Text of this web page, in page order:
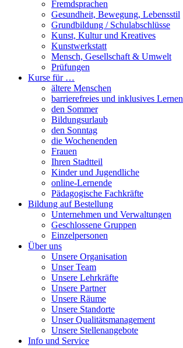
Fremdsprachen
Gesundheit, Bewegung, Lebensstil
Grundbildung / Schulabschlüsse
Kunst, Kultur und Kreatives
Kunstwerkstatt
Mensch, Gesellschaft & Umwelt
Prüfungen
Kurse für …
ältere Menschen
barrierefreies und inklusives Lernen
den Sommer
Bildungsurlaub
den Sonntag
die Wochenenden
Frauen
Ihren Stadtteil
Kinder und Jugendliche
online-Lernende
Pädagogische Fachkräfte
Bildung auf Bestellung
Unternehmen und Verwaltungen
Geschlossene Gruppen
Einzelpersonen
Über uns
Unsere Organisation
Unser Team
Unsere Lehrkräfte
Unsere Partner
Unsere Räume
Unsere Standorte
Unser Qualitätsmanagement
Unsere Stellenangebote
Info und Service